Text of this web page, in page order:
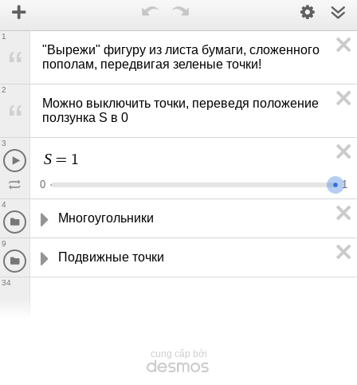
"Вырежи" фигуру из листа бумаги, сложенного
пополам, передвигая зеленые точки!
1
Можно выключить точки, переведя положение
ползунка S в 0
2
S = 1
0 1
3
Многоугольники
4
Подвижные точки
9
34
cung cấp bởi